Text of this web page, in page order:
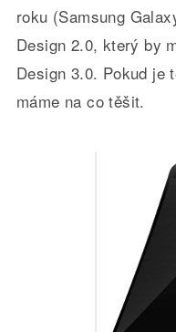
roku (Samsung
Design 2.0, který by
Design 3.0. Pokud je
máme na co těšit.